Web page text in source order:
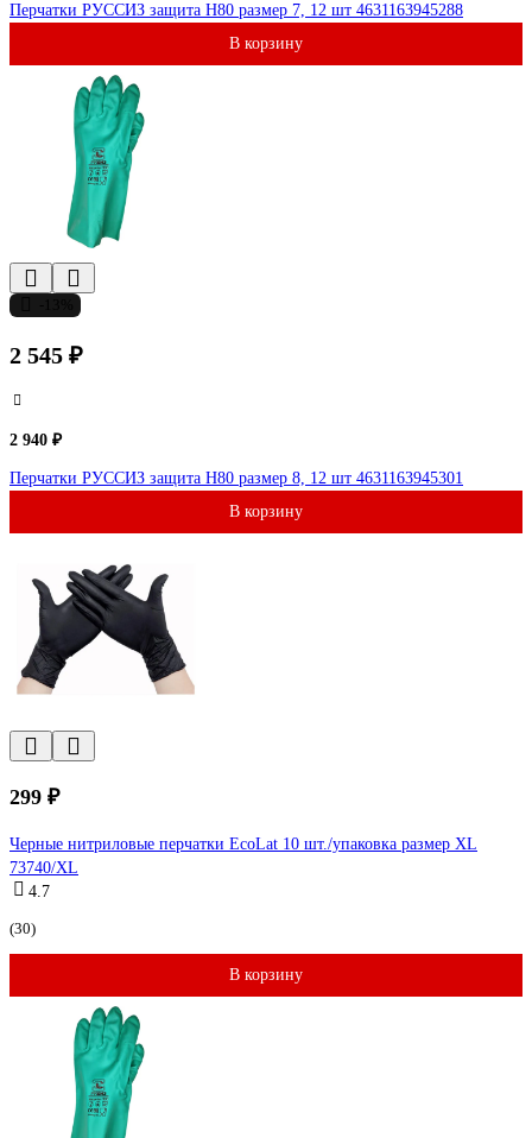
Перчатки РУССИЗ защита Н80 размер 7, 12 шт 4631163945288
В корзину
2 545 ₽
2 940 ₽
Перчатки РУССИЗ защита Н80 размер 8, 12 шт 4631163945301
В корзину
299 ₽
Черные нитриловые перчатки EcoLat 10 шт./упаковка размер XL
73740/XL
4.7
(30)
В корзину